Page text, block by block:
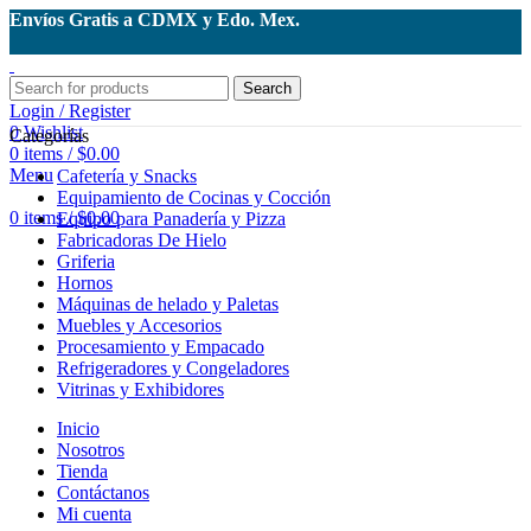
Envíos Gratis a CDMX y Edo. Mex.
Search
Login / Register
0Wishlist
0 items / $0.00
Menu
0 items / $0.00
Categorías
Cafetería y Snacks
Equipamiento de Cocinas y Cocción
Equipo para Panadería y Pizza
Fabricadoras De Hielo
Griferia
Hornos
Máquinas de helado y Paletas
Muebles y Accesorios
Procesamiento y Empacado
Refrigeradores y Congeladores
Vitrinas y Exhibidores
Inicio
Nosotros
Tienda
Contáctanos
Mi cuenta